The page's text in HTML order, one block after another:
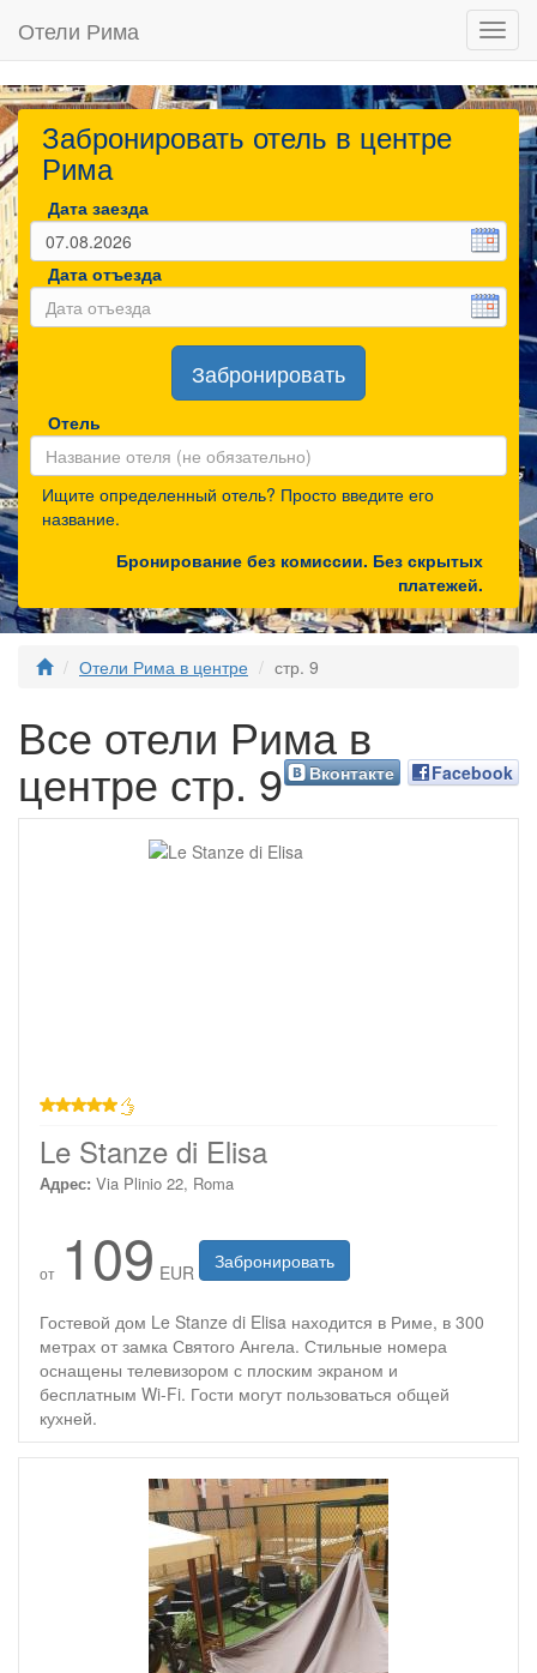
Отели Рима
Забронировать отель в центре
Рима
Дата заезда
Дата отъезда
Забронировать
Отель
Ищите определенный отель? Просто введите его
название.
Бронирование без комиссии. Без скрытых
платежей.
Отели Рима в центре стр. 9
Все отели Рима в
центре стр. 9 Facebook
Вконтакте
Le Stanze di Elisa
Адрес: Via Plinio 22, Roma
от 109 EUR Забронировать
Гостевой дом Le Stanze di Elisa находится в Риме, в 300
метрах от замка Святого Ангела. Стильные номера
оснащены телевизором с плоским экраном и
бесплатным Wi-Fi. Гости могут пользоваться общей
кухней.